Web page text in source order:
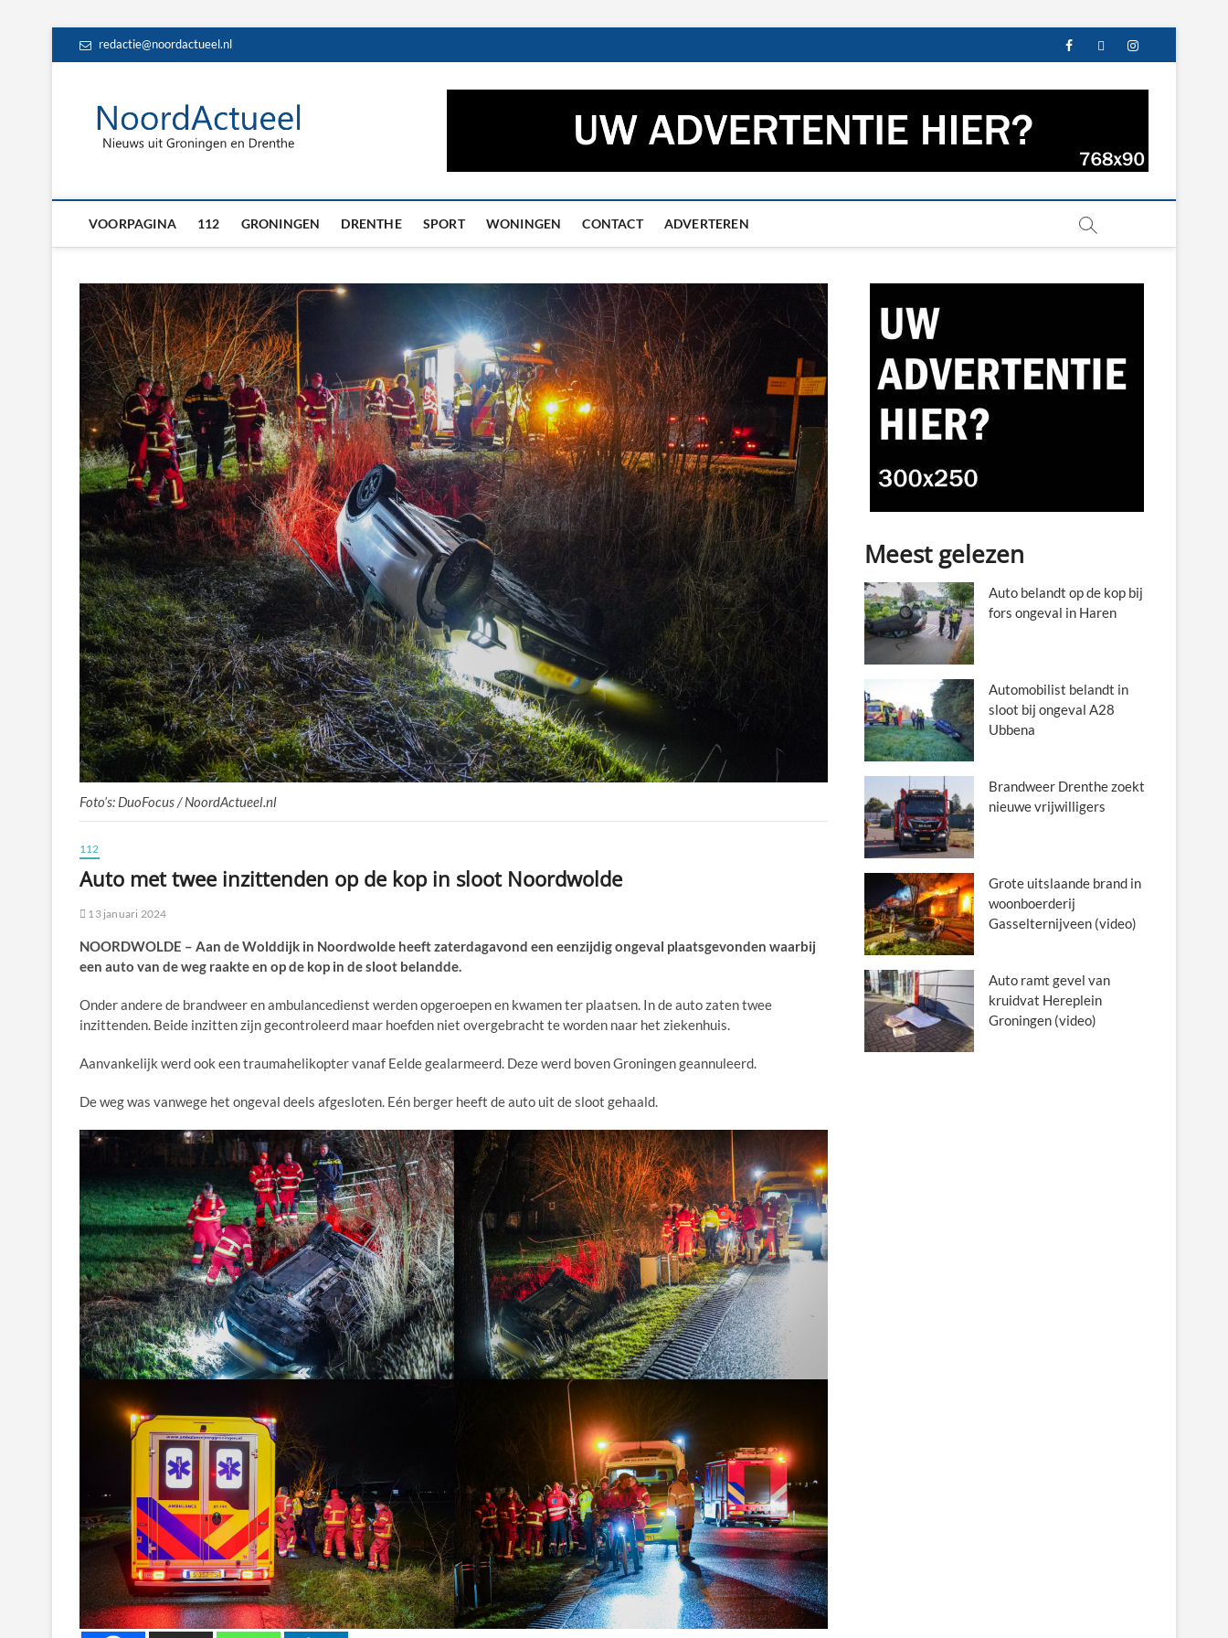
redactie@noordactueel.nl facebooktwitterinstagram
NoordActueel – Het laatste nieuws uit Groningen en
VOORPAGINA 112 GRONINGEN DRENTHE SPORT WONINGEN CONTACT ADVERTEREN
Foto’s: DuoFocus / NoordActueel.nl
112
Auto met twee inzittenden op de kop in sloot Noordwolde
13 januari 2024
NOORDWOLDE – Aan de Wolddijk in Noordwolde heeft zaterdagavond een eenzijdig ongeval plaatsgevonden waarbij
een auto van de weg raakte en op de kop in de sloot belandde.
Onder andere de brandweer en ambulancedienst werden opgeroepen en kwamen ter plaatsen. In de auto zaten twee
inzittenden. Beide inzitten zijn gecontroleerd maar hoefden niet overgebracht te worden naar het ziekenhuis.
Aanvankelijk werd ook een traumahelikopter vanaf Eelde gealarmeerd. Deze werd boven Groningen geannuleerd.
De weg was vanwege het ongeval deels afgesloten. Eén berger heeft de auto uit de sloot gehaald.
Meest gelezen
Auto belandt op de kop bij
fors ongeval in Haren
Automobilist belandt in
sloot bij ongeval A28
Ubbena
Brandweer Drenthe zoekt
nieuwe vrijwilligers
Grote uitslaande brand in
woonboerderij
Gasselternijveen (video)
Auto ramt gevel van
kruidvat Hereplein
Groningen (video)